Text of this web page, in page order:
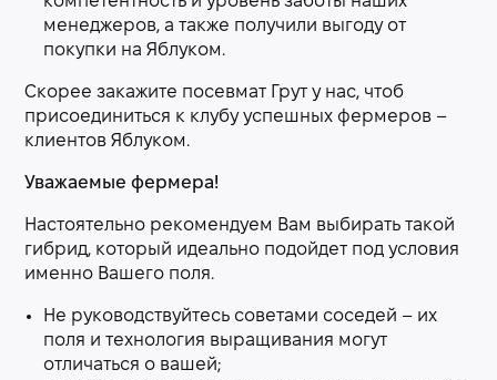
менеджеров, а также получили выгоду от
покупки на Яблуком.
Скорее закажите посевмат Грут у нас, чтоб
присоединиться к клубу успешных фермеров –
клиентов Яблуком.
Уважаемые фермера!
Настоятельно рекомендуем Вам выбирать такой
гибрид, который идеально подойдет под условия
именно Вашего поля.
Не руководствуйтесь советами соседей – их
поля и технология выращивания могут
отличаться о вашей;